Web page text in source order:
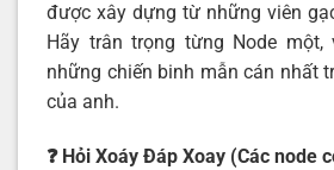
được xây dựng từ những viên
Hãy trân trọng từng Node
những chiến binh mẫn cán nhất
của anh.
❓ Hỏi Xoáy Đáp Xoay (Các node